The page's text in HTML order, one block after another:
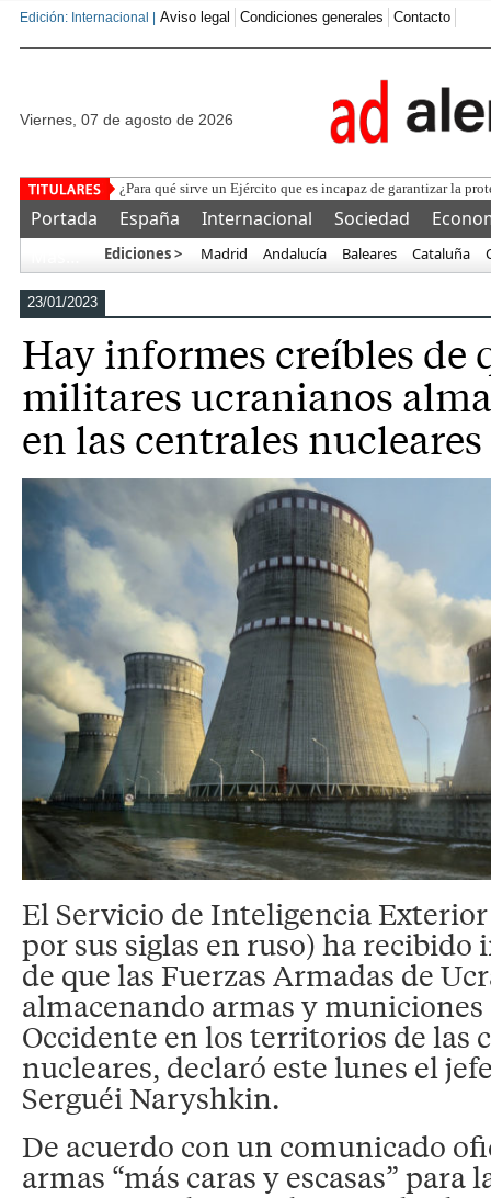
Edición: Internacional | Aviso legal Condiciones generales Contacto
viernes, 07 de agosto de 2026
La Fe
Portada España Internacional Sociedad
Ediciones > Madrid Andalucía Baleares Cataluña
23/01/2023
Hay informes creíbles de
militares ucranianos
en las centrales nucleares
El Servicio de Inteligencia Exterior
por sus siglas en ruso) ha
de que las Fuerzas Armadas de
almacenando armas y
Occidente en los territorios de las
nucleares, declaró este lunes el
Serguéi Naryshkin.
De acuerdo con un comunicado
armas “más caras y escasas” para